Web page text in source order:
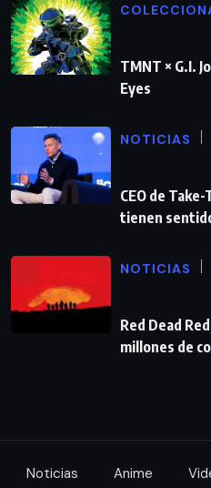
TMNT × G.I.
Eyes
NOTICIAS
CEO de
tienen
NOTICIAS
Red Dead
millones de
Noticias Anime